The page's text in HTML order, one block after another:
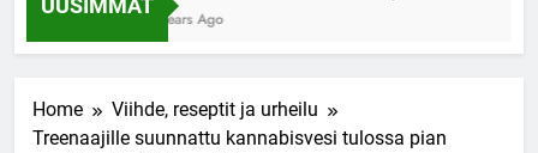
UUSIMMAT
7 Years Ago
Home
Viihde, reseptit ja urheilu
Treenaajille suunnattu kannabisvesi tulossa pian